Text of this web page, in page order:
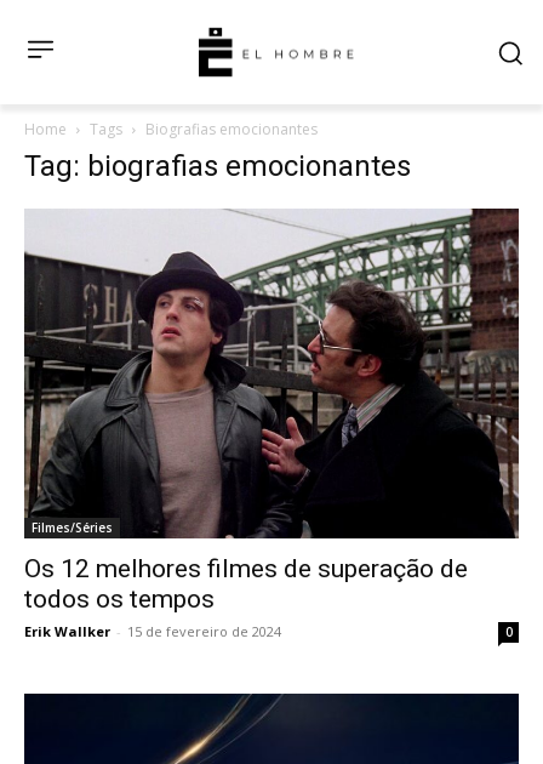
Home Tags Biografias emocionantes
Tag: biografias emocionantes
Filmes/Séries
Os 12 melhores filmes de superação de
todos os tempos
Erik Wallker - 15 de fevereiro de 2024 0